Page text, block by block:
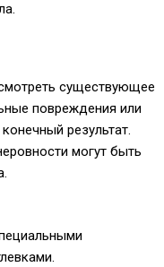
существующее
повреждения или
результат.
могут быть